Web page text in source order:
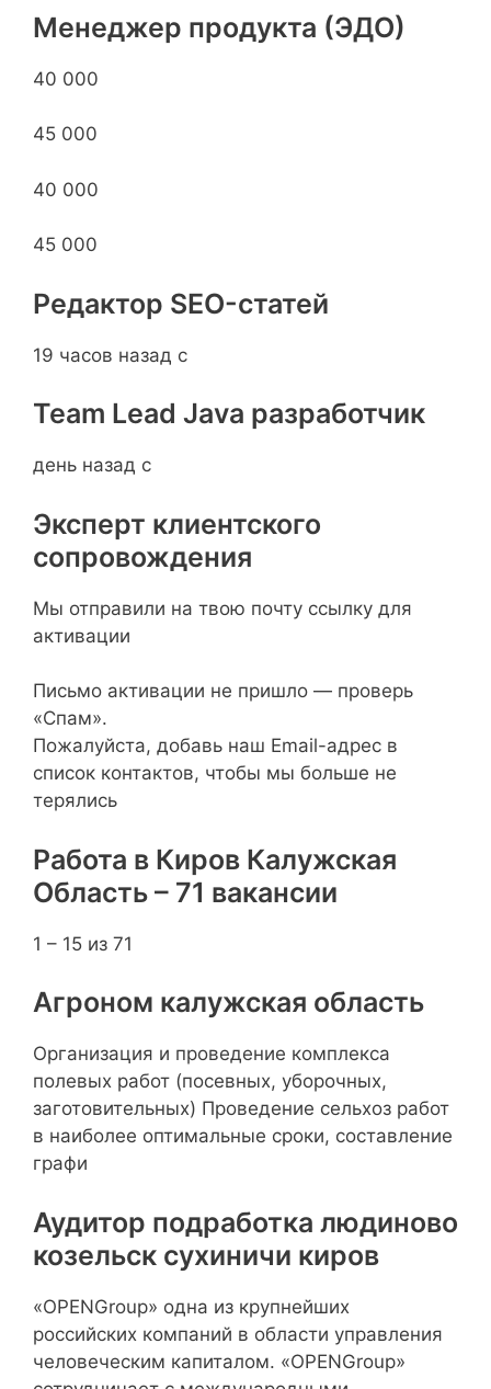
Менеджер продукта (ЭДО)
40 000
45 000
40 000
45 000
Редактор SEO-статей
19 часов назад с
Team Lead Java разработчик
день назад с
Эксперт клиентского
сопровождения
Мы отправили на твою почту ссылку для
активации
Письмо активации не пришло — проверь
«Спам».
Пожалуйста, добавь наш Email-адрес в
список контактов, чтобы мы больше не
терялись
Работа в Киров Калужская
Область – 71 вакансии
1 – 15 из 71
Агроном калужская область
Организация и проведение комплекса
полевых работ (посевных, уборочных,
заготовительных) Проведение сельхоз работ
в наиболее оптимальные сроки, составление
графи
Аудитор подработка людиново
козельск сухиничи киров
«OPENGroup» одна из крупнейших
российских компаний в области управления
человеческим капиталом. «OPENGroup»